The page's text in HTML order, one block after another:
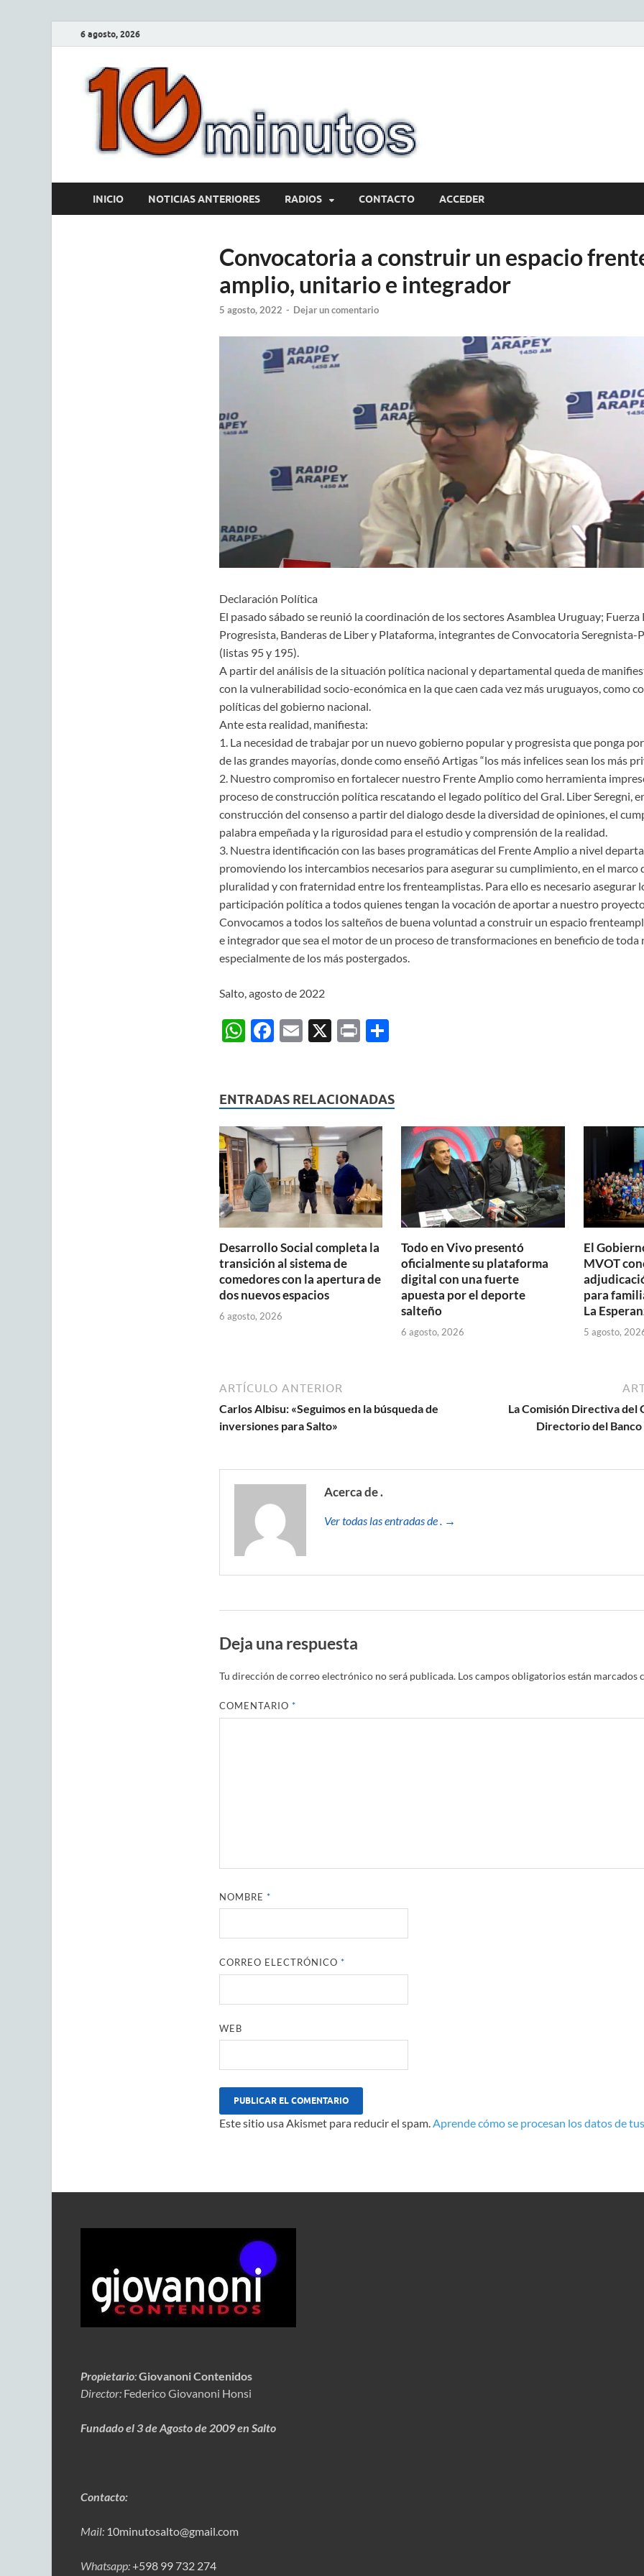
6 agosto, 2026
INICIO NOTICIAS ANTERIORES RADIOS CONTACTO ACCEDER
Convocatoria a construir un espacio
amplio, unitario e integrador
5 agosto, 2022 - Dejar un comentario
Declaración Política
El pasado sábado se reunió la coordinación de los sectores Asamblea Uruguay;
Progresista, Banderas de Liber y Plataforma, integrantes de Convocatoria Seregnista-
(listas 95 y 195).
A partir del análisis de la situación política nacional y departamental queda de
con la vulnerabilidad socio-económica en la que caen cada vez más uruguayos, como
políticas del gobierno nacional.
Ante esta realidad, manifiesta:
1. La necesidad de trabajar por un nuevo gobierno popular y progresista que ponga
de las grandes mayorías, donde como enseñó Artigas “los más infelices sean los más
2. Nuestro compromiso en fortalecer nuestro Frente Amplio como herramienta
proceso de construcción política rescatando el legado político del Gral. Liber Seregni,
construcción del consenso a partir del dialogo desde la diversidad de opiniones, el
palabra empeñada y la rigurosidad para el estudio y comprensión de la realidad.
3. Nuestra identificación con las bases programáticas del Frente Amplio a nivel
promoviendo los intercambios necesarios para asegurar su cumplimiento, en el marco
pluralidad y con fraternidad entre los frenteamplistas. Para ello es necesario asegurar
participación política a todos quienes tengan la vocación de aportar a nuestro
Convocamos a todos los salteños de buena voluntad a construir un espacio
e integrador que sea el motor de un proceso de transformaciones en beneficio de toda
especialmente de los más postergados.
Salto, agosto de 2022
W
s
A
p
p
F
b
o
o
k
E X P C
p
ar
ti
ENTRADAS RELACIONADAS
Desarrollo Social completa la
transición al sistema de
comedores con la apertura de
dos nuevos espacios
6 agosto, 2026
Todo en Vivo presentó
oficialmente su plataforma
digital con una fuerte
apuesta por el deporte
salteño
6 agosto, 2026
El
MVOT
para
La
5 agosto,
ARTÍCULO ANTERIOR
Carlos Albisu: «Seguimos en la búsqueda de
inversiones para Salto»
La Comisión Directiva del
Directorio del
Acerca de .
Ver todas las entradas de . →
Deja una respuesta
Tu dirección de correo electrónico no será publicada. Los campos obligatorios están marcados
COMENTARIO *
NOMBRE *
CORREO ELECTRÓNICO *
WEB
Este sitio usa Akismet para reducir el spam.Aprende cómo se procesan los datos de
Propietario:Giovanoni Contenidos
Director: Federico Giovanoni Honsi
Fundado el 3 de Agosto de 2009 en Salto
Contacto:
Mail: 10minutosalto@gmail.com
Whatsapp:+598 99 732 274